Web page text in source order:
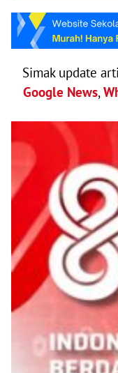
Simak update
Google News,